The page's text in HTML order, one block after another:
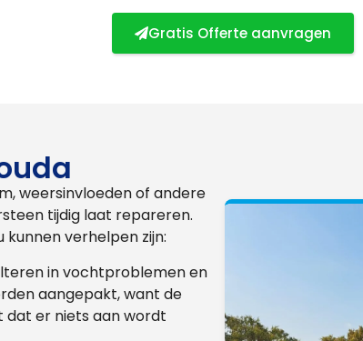
Gratis Offerte aanvragen
weersinvloeden of andere
tijdig laat repareren.
verhelpen zijn:
in vochtproblemen en
aangepakt, want de
er niets aan wordt